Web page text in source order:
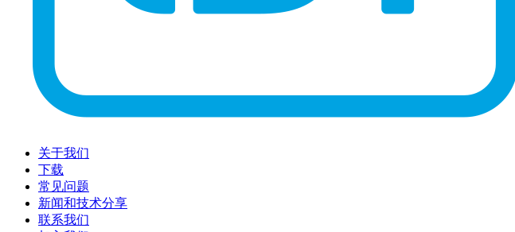
关于我们
下载
常见问题
新闻和技术分享
联系我们